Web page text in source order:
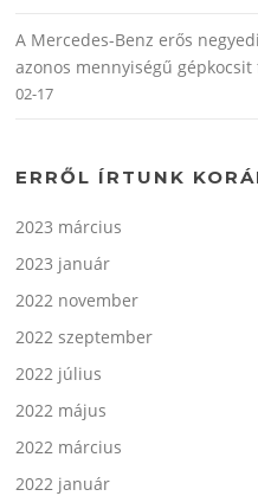
A Mercedes-Benz erős
azonos mennyiségű
02-17
ERRŐL ÍRTUNK
2023 március
2023 január
2022 november
2022 szeptember
2022 július
2022 május
2022 március
2022 január